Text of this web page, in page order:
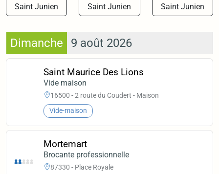
Saint Junien
Saint Junien
Saint Junien
Dimanche 9 août 2026
Saint Maurice Des Lions
Vide maison
16500 - 2 route du Coudert - Maison
Vide-maison
Mortemart
Brocante professionnelle
87330 - Place Royale